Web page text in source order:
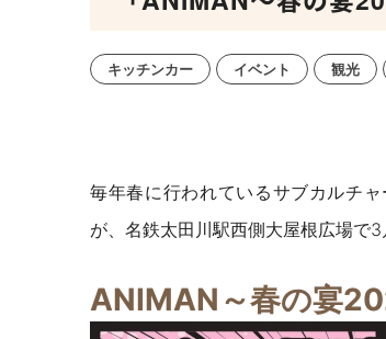
キッチンカー イベント 観光
毎年春に行われているサブカルチ
が、名鉄太田川駅西側大屋根広場で3
ANIMAN～春の宴